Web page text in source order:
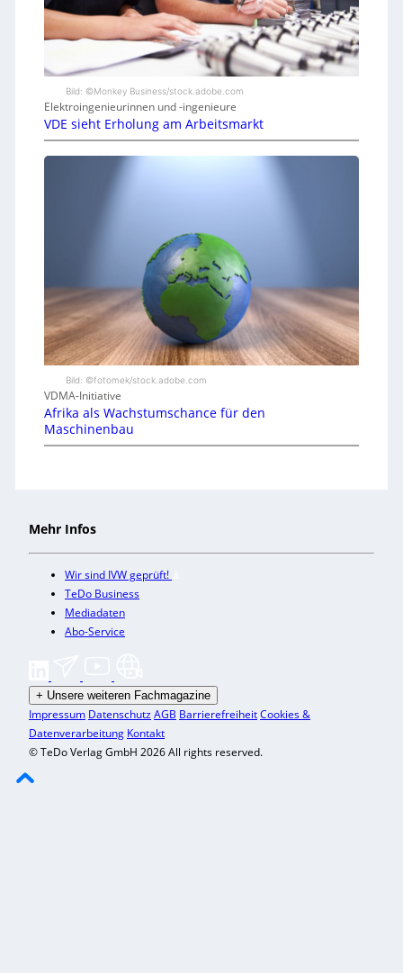
Bild: ©Monkey Business/stock.adobe.com
Elektroingenieurinnen und -ingenieure
VDE sieht Erholung am Arbeitsmarkt
Bild: ©fotomek/stock.adobe.com
VDMA-Initiative
Afrika als Wachstumschance für den
Maschinenbau
Mehr Infos
Wir sind IVW geprüft!
TeDo Business
Mediadaten
Abo-Service
+ Unsere weiteren Fachmagazine
Impressum DatenschutzAGB BarrierefreiheitCookies &
Datenverarbeitung Kontakt
© TeDo Verlag GmbH 2026 All rights reserved.